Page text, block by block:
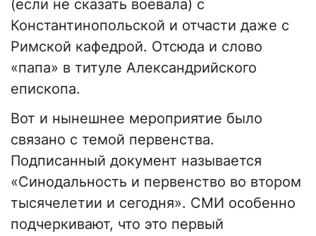
(если не сказать воевала) с
Константинопольской и отчасти даже с
Римской кафедрой. Отсюда и слово
«папа» в титуле Александрийского
епископа.
Вот и нынешнее мероприятие было
связано с темой первенства.
Подписанный документ называется
«Синодальность и первенство во втором
тысячелетии и сегодня». СМИ особенно
подчеркивают, что это первый